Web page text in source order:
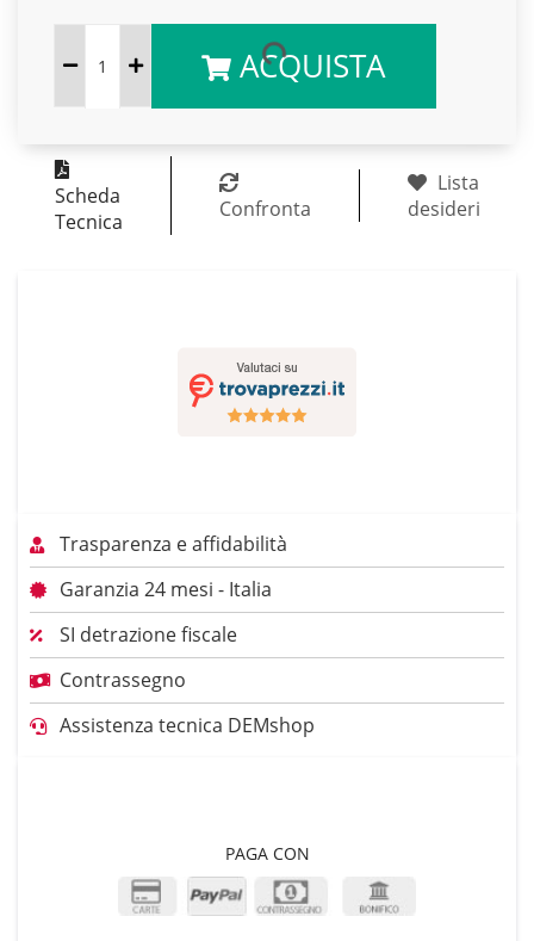
ACQUISTA
Scheda
Tecnica
Confronta
Lista
desideri
Trasparenza e affidabilità
Garanzia 24 mesi - Italia
SI detrazione fiscale
Contrassegno
Assistenza tecnica DEMshop
PAGA CON